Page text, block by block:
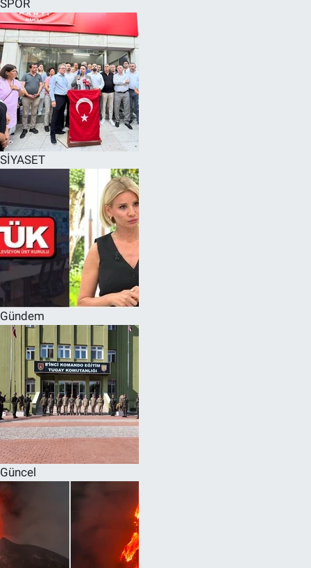
SPOR
SİYASET
Gündem
Güncel
SPOR
RESMİ İLANLAR